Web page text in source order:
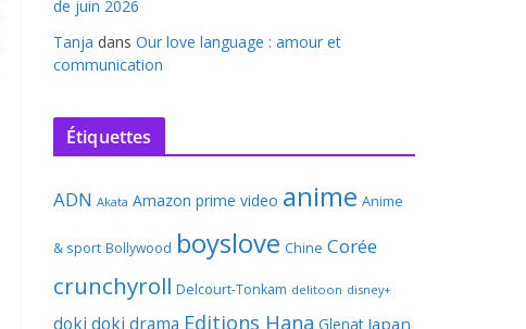
de juin 2026
Tanja dans Our love language : amour et
communication
Étiquettes
ADN Akata Amazon prime video anime Anime
& sport Bollywood boyslove Chine Corée
crunchyroll Delcourt-Tonkam delitoon disney+
doki doki drama Editions Hana Glenat Japan